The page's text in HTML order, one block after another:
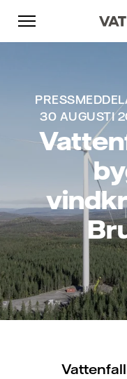
Skip to content
Gå till
Gå till sidfoten
30 AUGUSTI
Gå till